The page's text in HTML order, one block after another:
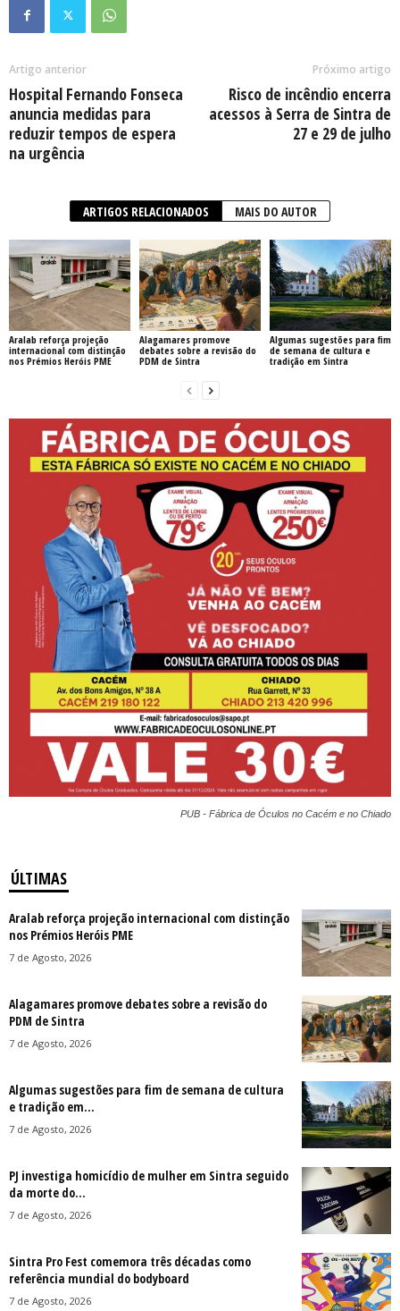
Artigo anterior
Hospital Fernando Fonseca
anuncia medidas para
reduzir tempos de espera
na urgência
Próximo artigo
Risco de incêndio encerra
acessos à Serra de Sintra de
27 e 29 de julho
ARTIGOS RELACIONADOS MAIS DO AUTOR
Aralab reforça projeção
internacional com distinção
nos Prémios Heróis PME
Alagamares promove
debates sobre a revisão do
PDM de Sintra
Algumas sugestões para fim
de semana de cultura e
tradição em Sintra
PUB - Fábrica de Óculos no Cacém e no Chiado
ÚLTIMAS
Aralab reforça projeção internacional com distinção
nos Prémios Heróis PME
7 de Agosto, 2026
Alagamares promove debates sobre a revisão do
PDM de Sintra
7 de Agosto, 2026
Algumas sugestões para fim de semana de cultura
e tradição em...
7 de Agosto, 2026
PJ investiga homicídio de mulher em Sintra seguido
da morte do...
7 de Agosto, 2026
Sintra Pro Fest comemora três décadas como
referência mundial do bodyboard
7 de Agosto, 2026